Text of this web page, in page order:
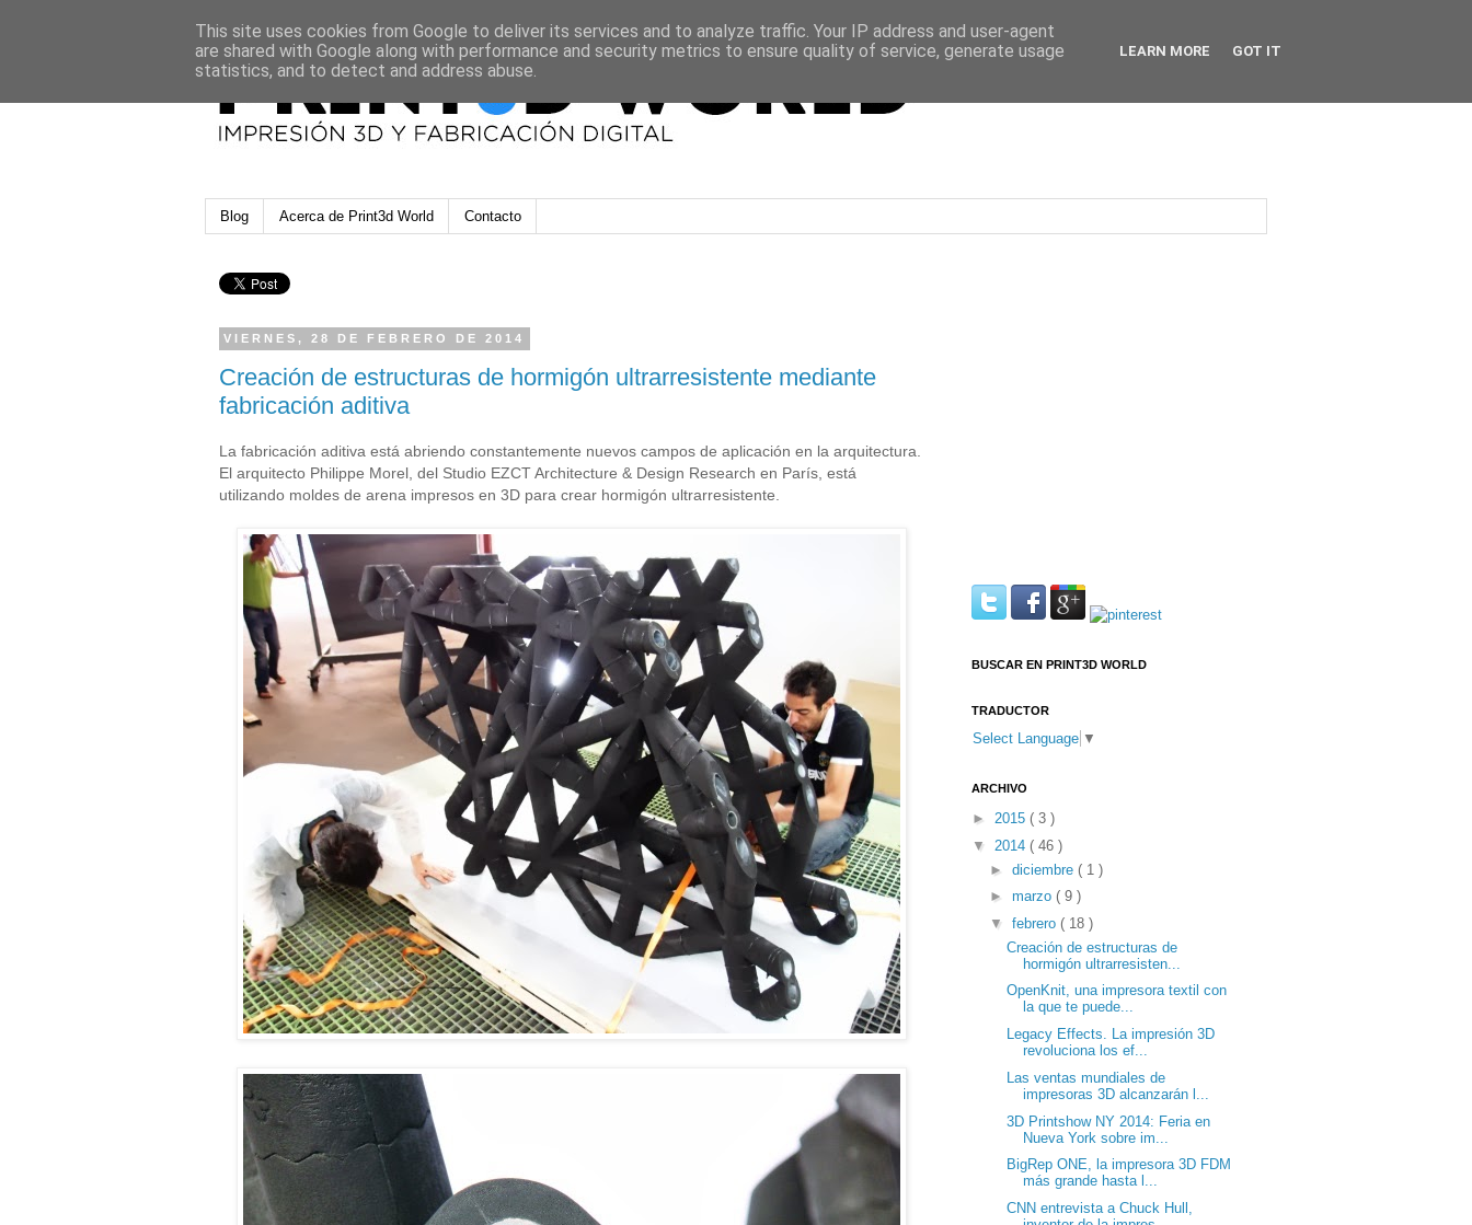
Blog Acerca de Print3d World Contacto
VIERNES, 28 DE FEBRERO DE 2014
Creación de estructuras de hormigón ultrarresistente mediante
fabricación aditiva
La fabricación aditiva está abriendo constantemente nuevos campos de aplicación en la arquitectura.
El arquitecto Philippe Morel, del Studio EZCT Architecture & Design Research en París, está
utilizando moldes de arena impresos en 3D para crear hormigón ultrarresistente.
BUSCAR EN PRINT3D WORLD
TRADUCTOR
Select Language ▼
ARCHIVO
► 2015 ( 3 )
▼ 2014 ( 46 )
► diciembre ( 1 )
► marzo ( 9 )
▼ febrero ( 18 )
Creación de estructuras de
hormigón ultrarresisten...
OpenKnit, una impresora textil con
la que te puede...
Legacy Effects. La impresión 3D
revoluciona los ef...
Las ventas mundiales de
impresoras 3D alcanzarán l...
3D Printshow NY 2014: Feria en
Nueva York sobre im...
BigRep ONE, la impresora 3D FDM
más grande hasta l...
CNN entrevista a Chuck Hull,
This site uses cookies from Google to deliver its services and to analyze traffic. Your IP address and user-agent
are shared with Google along with performance and security metrics to ensure quality of service, generate usage
statistics, and to detect and address abuse.
LEARN MORE GOT IT